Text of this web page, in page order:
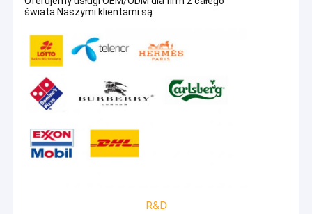
świata.Naszymi klientami są:
R&D
wyeksportowane do ponad 10 krajów, takich jak USA,
Arabskie, Nowa Zelandia, Australia itp.
„Wysoka kontrola jakości, konkurencyjna cena,
kompleksowa obsługa!”
to cel naszej firmy.